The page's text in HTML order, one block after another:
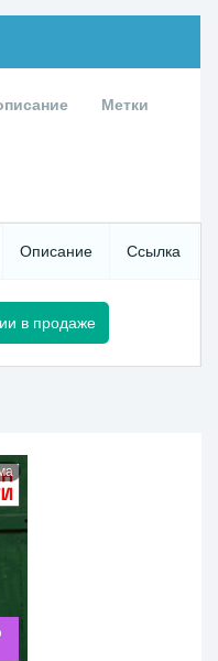
Метки
Описание Ссылка
в продаже